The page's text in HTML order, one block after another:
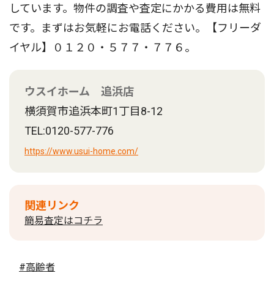
しています。物件の調査や査定にかかる費用は無料
です。まずはお気軽にお電話ください。【フリーダ
イヤル】０１２０・５７７・７７６。
ウスイホーム 追浜店
横須賀市追浜本町1丁目8-12
TEL:0120-577-776
https://www.usui-home.com/
関連リンク
簡易査定はコチラ
#高齢者